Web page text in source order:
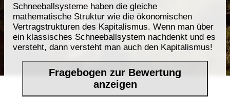
Schneeballsysteme haben die gleiche
mathematische Struktur wie die ökonomischen
Vertragstrukturen des Kapitalismus. Wenn man über
ein klassisches Schneeballsystem nachdenkt und es
versteht, dann versteht man auch den Kapitalismus!
Fragebogen zur Bewertung
anzeigen